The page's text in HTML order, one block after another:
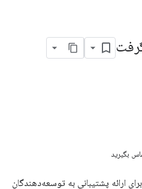
ارائه پشتیبانی به توسعه‌دهندگان